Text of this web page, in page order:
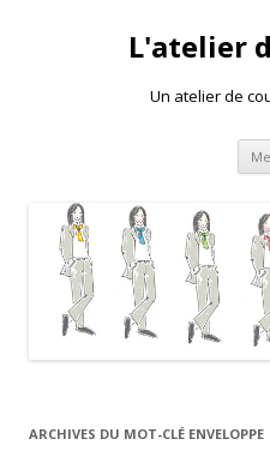
L'atelier
Un atelier de
ARCHIVES DU MOT-CLÉ ENVELOPPE